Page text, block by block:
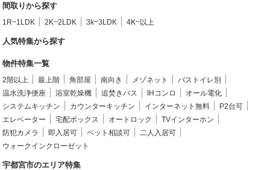
間取りから探す
1R~1LDK 2K~2LDK 3k~3LDK 4K~以上
人気特集から探す
物件特集一覧
2階以上 最上階 角部屋 南向き メゾネット
バストイレ別
温水洗浄便座
浴室乾燥機 追焚きバス IHコンロ
オール電化
システムキッチン
カウンターキッチン インターネット無料
P2台可
エレベーター
宅配ボックス オートロック
TVインターホン
防犯カメラ
即入居可 ペット相談可
二人入居可
ウォークインクローゼット
宇都宮市のエリア特集